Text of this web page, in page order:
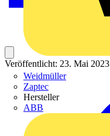
Weidmüller
Zaptec
Hersteller
ABB
Veröffentlicht: 23. Mai 2023